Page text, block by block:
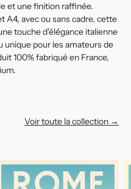
et une finition raffinée.
A4, avec ou sans cadre, cette
touche d'élégance italienne
unique pour les amateurs de
100% fabriqué en France,
Voir toute la collection →
Affiche